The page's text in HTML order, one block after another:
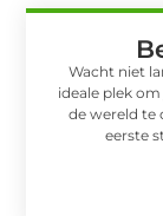
Wacht niet
ideale plek
de wereld te
eerste